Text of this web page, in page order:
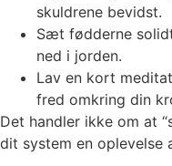
skuldrene bevidst.
Sæt fødderne
ned i jorden.
Lav en kort
fred omkring din
Det handler ikke om at
dit system en oplevelse